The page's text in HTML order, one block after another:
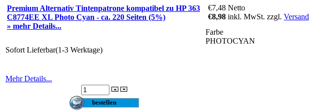
Premium Alternativ Tintenpatrone kompatibel zu HP 363
C8774EE XL Photo Cyan - ca. 220 Seiten (5%)
» mehr Details...
€7,48Netto
€8,98inkl. MwSt. zzgl.Versand
Farbe
PHOTOCYAN
Sofort Lieferbar(1-3 Werktage)
Mehr Details...